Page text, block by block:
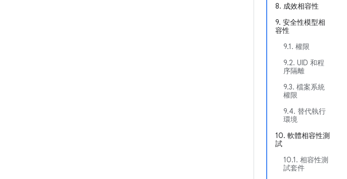
8. 成效相容性
9. 安全性模型相
容性
9.1. 權限
9.2. UID 和程
序隔離
9.3. 檔案系統
權限
9.4. 替代執行
環境
10. 軟體相容性測
試
10.1. 相容性測
試套件